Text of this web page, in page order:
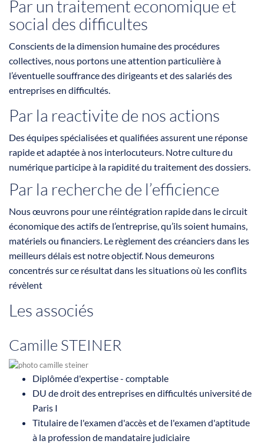
Par un traitement economique et
social des difficultes
Conscients de la dimension humaine des procédures
collectives, nous portons une attention particulière à
l’éventuelle souffrance des dirigeants et des salariés des
entreprises en difficultés.
Par la reactivite de nos actions
Des équipes spécialisées et qualifiées assurent une réponse
rapide et adaptée à nos interlocuteurs. Notre culture du
numérique participe à la rapidité du traitement des dossiers.
Par la recherche de l’efficience
Nous œuvrons pour une réintégration rapide dans le circuit
économique des actifs de l’entreprise, qu’ils soient humains,
matériels ou financiers. Le règlement des créanciers dans les
meilleurs délais est notre objectif. Nous demeurons
concentrés sur ce résultat dans les situations où les conflits
révèlent
Les associés
Camille STEINER
Diplômée d'expertise - comptable
DU de droit des entreprises en difficultés université de
Paris I
Titulaire de l'examen d'accès et de l'examen d'aptitude
à la profession de mandataire judiciaire